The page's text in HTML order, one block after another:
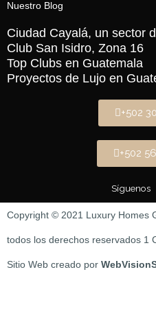
Nuestro Blog
Ciudad Cayalá, un sector
Club San Isidro, Zona 16
Top Clubs en Guatemala
Proyectos de Lujo en
+502
+502
Síguenos
Copyright © 2021 Luxury Homes
todos los derechos reservados 1
Sitio Web creado por